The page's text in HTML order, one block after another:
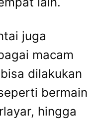
juga
macam
dilakukan
bermain
hingga